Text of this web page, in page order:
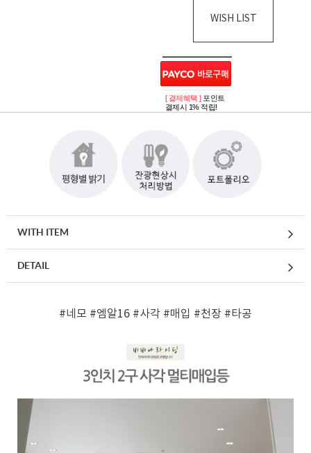
WISH LIST
[ 결제혜택 ] 포인트
결제시 1% 적립!
WITH ITEM
DETAIL
#네모 #엠알16 #사각 #매입 #천장 #타공